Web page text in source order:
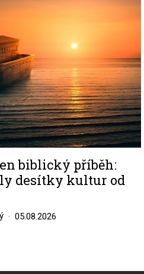
biblický příběh:
desítky kultur od
05.08.2026